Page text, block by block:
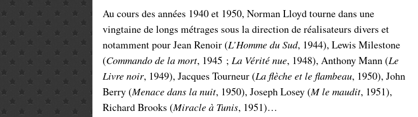
Au cours des années 1940 et 1950, Norman Lloyd tourne dans une
vingtaine de longs métrages sous la direction de réalisateurs divers et
notamment pour Jean Renoir (L’Homme du Sud, 1944), Lewis Milestone
(Commando de la mort, 1945 ; La Vérité nue, 1948), Anthony Mann (Le
Livre noir, 1949), Jacques Tourneur (La flèche et le flambeau, 1950), John
Berry (Menace dans la nuit, 1950), Joseph Losey (M le maudit, 1951),
Richard Brooks (Miracle à Tunis, 1951)…